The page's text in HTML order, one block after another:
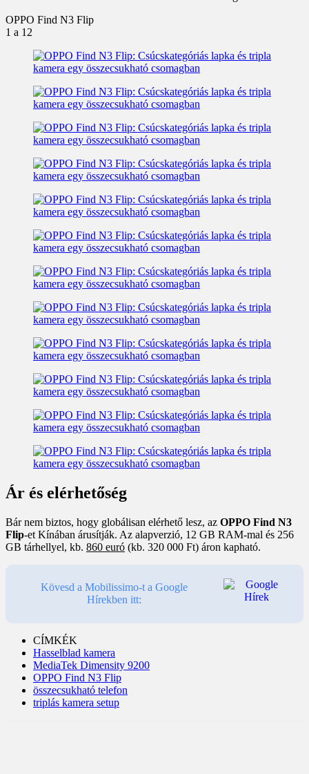
OPPO Find N3 Flip
1 a 12
Ár és elérhetőség
Bár nem biztos, hogy globálisan elérhető lesz, az OPPO Find N3
Flip-et Kínában árusítják. Az alapverzió, 12 GB RAM-mal és 256
GB tárhellyel, kb. 860 euró (kb. 320 000 Ft) áron kapható.
Kövesd a Mobilissimo-t a Google
Hírekben itt:
CÍMKÉK
Hasselblad kamera
MediaTek Dimensity 9200
OPPO Find N3 Flip
összecsukható telefon
triplás kamera setup